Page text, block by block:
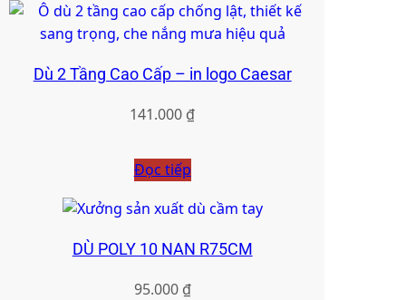
Dù 2 Tầng Cao Cấp – in logo Caesar
141.000 ₫
Đọc tiếp
DÙ POLY 10 NAN R75CM
95.000 ₫